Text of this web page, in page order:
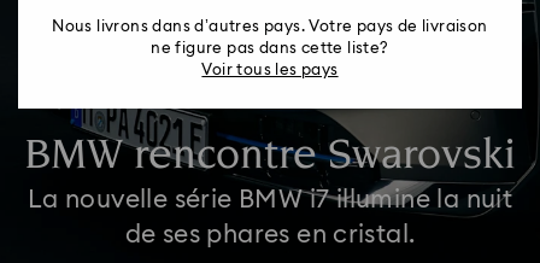
BMW rencontre Swarovski
La nouvelle série BMW i7 illumine la nuit
de ses phares en cristal.
Nous livrons dans d’autres pays. Votre pays de livraison
ne figure pas dans cette liste?
Voir tous les pays